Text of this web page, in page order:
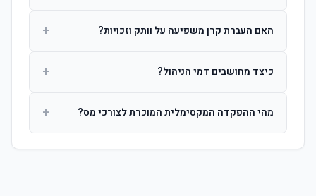
הרווחים. לאחר 6 שנים ניתן למשוך פטור ממס עד לתקרה
האם העברת קרן משפיעה על וותק וזכויות? +
החברות. הוותק ממשיך להיספר מיום ההפקדה הראשונה.
כיצד מחושבים דמי הניהול? +
ומתן על שיעורם בעת הצטרפות.
מהי ההפקדה המקסימלית המוכרת לצורכי מס? +